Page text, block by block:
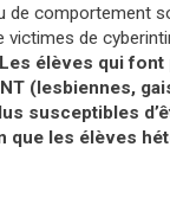
de comportement
victimes de
Les élèves qui font
(lesbiennes,
susceptibles
que les élèves